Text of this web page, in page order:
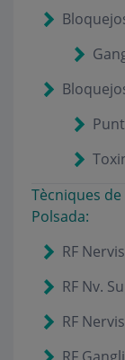
Tècniques
Polsada:
RF
RF Nv.
RF